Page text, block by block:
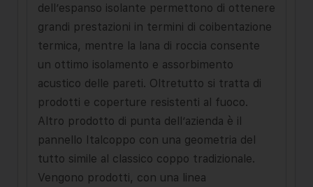
dell’espanso isolante permettono di ottenere
grandi prestazioni in termini di coibentazione
termica, mentre la lana di roccia consente
un ottimo isolamento e assorbimento
acustico delle pareti. Oltretutto si tratta di
prodotti e coperture resistenti al fuoco.
Altro prodotto di punta dell’azienda è il
pannello Italcoppo con una geometria del
tutto simile al classico coppo tradizionale.
Vengono prodotti, con una linea